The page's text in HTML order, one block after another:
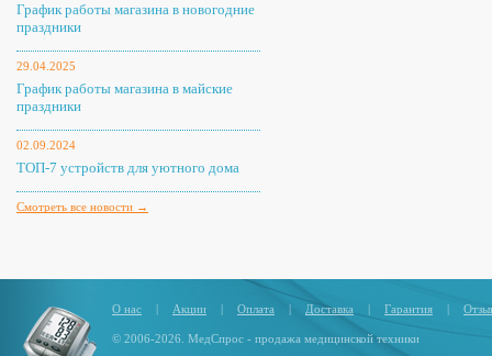
График работы магазина в новогодние
праздники
29.04.2025
График работы магазина в майские
праздники
02.09.2024
ТОП-7 устройств для уютного дома
Смотреть все новости →
О нас | Акции | Оплата | Доставка | Гарантия |
© 2006-2026. МедСпрос - продажа медицинской техники